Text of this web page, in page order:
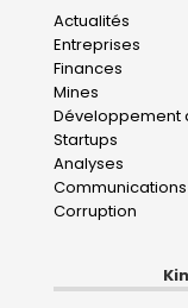
Main
Actualités
Entreprises
Finances
Mines
Développement
Startups
Analyses
Communications
Corruption